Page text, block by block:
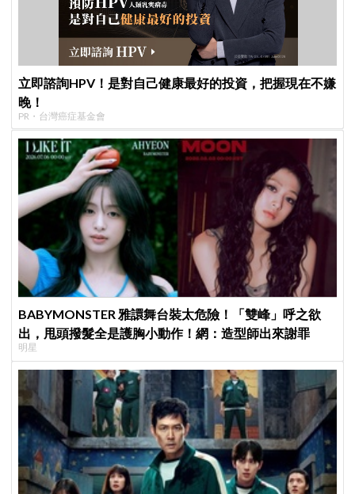
立即諮詢HPV！是對自己健康最好的投資，把握現在不嫌
晚！
PR・台灣癌症基金會
BABYMONSTER 雅譞舞台裝太危險！「雙峰」呼之欲
出，甩頭撥髮全是護胸小動作！網：造型師出來謝罪
明星